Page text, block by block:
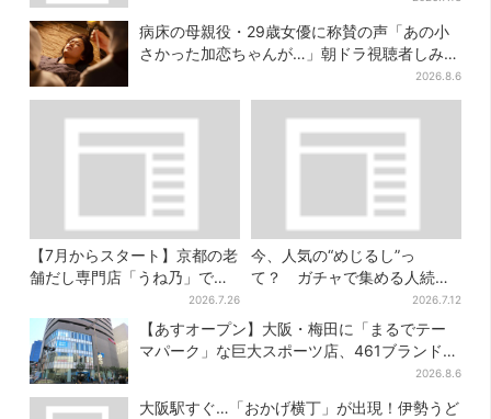
病床の母親役・29歳女優に称賛の声「あの小
さかった加恋ちゃんが…」朝ドラ視聴者しみじ
2026.8.6
【7月からスタート】京都の老
舗だし専門店「うね乃」で、
削りたて「かつお節」のモー
ニング登場
2026.7.26
今、人気の“めじるし”っ
て？ ガチャで集める人続
出…収集家とメーカーに聞い
たヒットの背景
2026.7.12
【あすオープン】大阪・梅田に「まるでテー
マパーク」な巨大スポーツ店、461ブランド集
2026.8.6
大阪駅すぐ…「おかげ横丁」が出現！伊勢うど